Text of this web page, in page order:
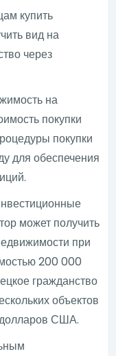
купить
вид на
через
на
покупки
покупки
для обеспечения
может получить
при
200 000
гражданство
объектов
США.